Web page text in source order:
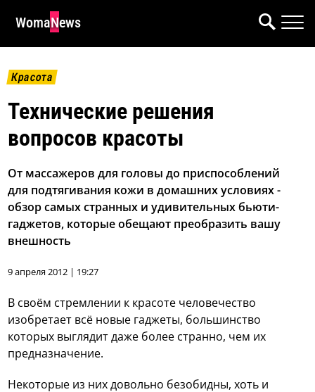
WomaNews
Красота
Технические решения
вопросов красоты
От массажеров для головы до приспособлений
для подтягивания кожи в домашних условиях -
обзор самых странных и удивительных бьюти-
гаджетов, которые обещают преобразить вашу
внешность
9 апреля 2012 | 19:27
В своём стремлении к красоте человечество
изобретает всё новые гаджеты, большинство
которых выглядит даже более странно, чем их
предназначение.
Некоторые из них довольно безобидны, хоть и